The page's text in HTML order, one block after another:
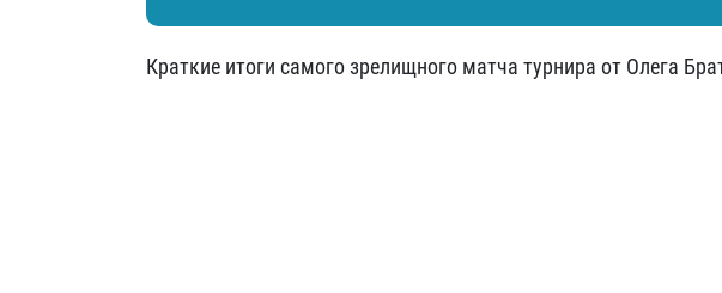
Краткие итоги самого зрелищного матча турнира от Олега